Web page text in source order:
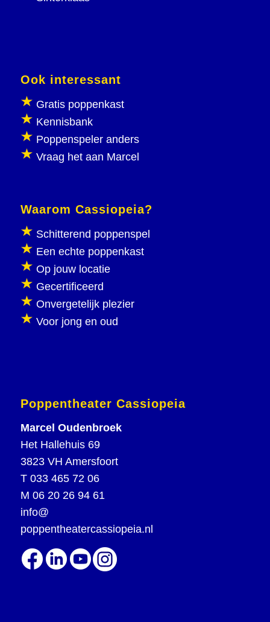
Ook interessant
Gratis poppenkast
Kennisbank
Poppenspeler anders
Vraag het aan Marcel
Waarom Cassiopeia?
Schitterend poppenspel
Een echte poppenkast
Op jouw locatie
Gecertificeerd
Onvergetelijk plezier
Voor jong en oud
Poppentheater Cassiopeia
Marcel Oudenbroek
Het Hallehuis 69
3823 VH Amersfoort
T 033 465 72 06
M 06 20 26 94 61
info@
poppentheatercassiopeia.nl